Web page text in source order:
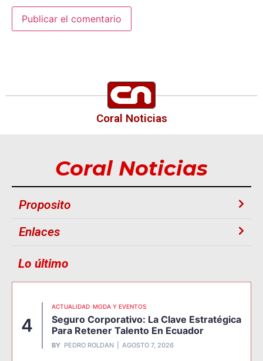
Coral Noticias
Coral Noticias
Proposito
Enlaces
Lo último
4
ACTUALIDAD MODA Y EVENTOS
Seguro Corporativo: La Clave Estratégica
Para Retener Talento En Ecuador
BY PEDRO ROLDAN AGOSTO 7, 2026